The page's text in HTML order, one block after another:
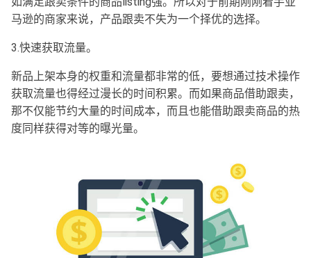
马逊的商家来说，产品跟卖不失为一个择优的选择。
3.快速获取流量。
新品上架本身的权重和流量都非常的低，要想通过技术操作
获取流量也得经过漫长的时间积累。而如果商品借助跟卖，
那不仅能节约大量的时间成本，而且也能借助跟卖商品的热
度同样获得对等的曝光量。